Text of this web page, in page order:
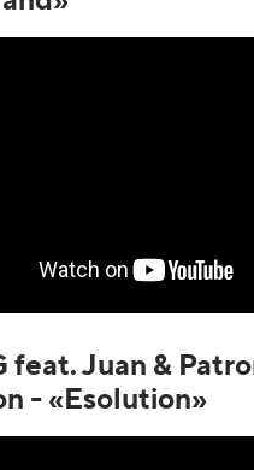
feat. Juan &
- «Esolution»